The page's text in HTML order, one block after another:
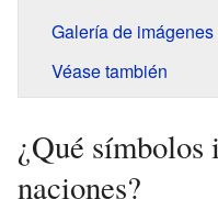
Galería de imágenes
Véase también
¿Qué
naciones?